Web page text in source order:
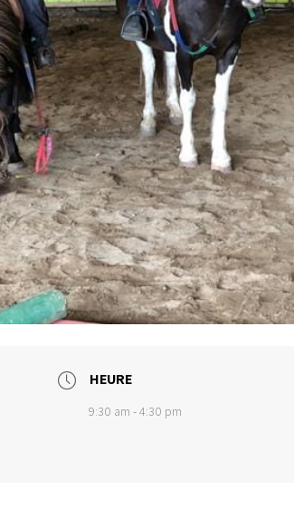
HEURE
9:30 am - 4:30 pm